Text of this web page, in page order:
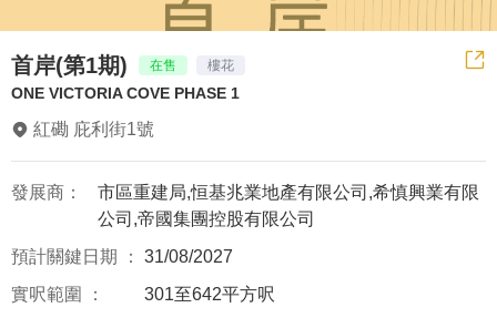
首岸(第1期) 在售 樓花
ONE VICTORIA COVE PHASE 1
紅磡 庇利街1號
預計關鍵日期 ： 31/08/2027
實呎範圍 ： 301至642平方呎
發展商：
市區重建局,恒基兆業地產有限公司,希慎興業有限
公司,帝國集團控股有限公司